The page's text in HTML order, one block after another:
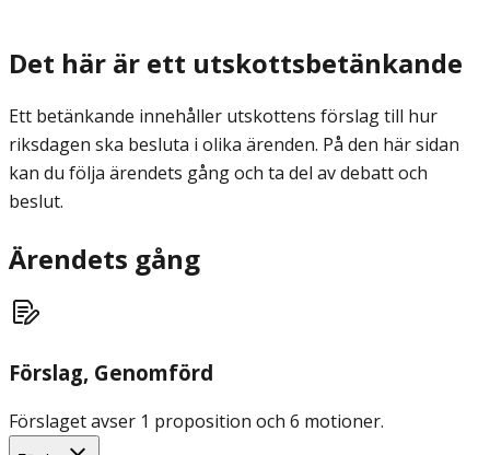
Det här är ett utskottsbetänkande
Ett betänkande innehåller utskottens förslag till hur
riksdagen ska besluta i olika ärenden. På den här sidan
kan du följa ärendets gång och ta del av debatt och
beslut.
Ärendets gång
Förslag, Genomförd
Förslaget avser 1 proposition och 6 motioner.